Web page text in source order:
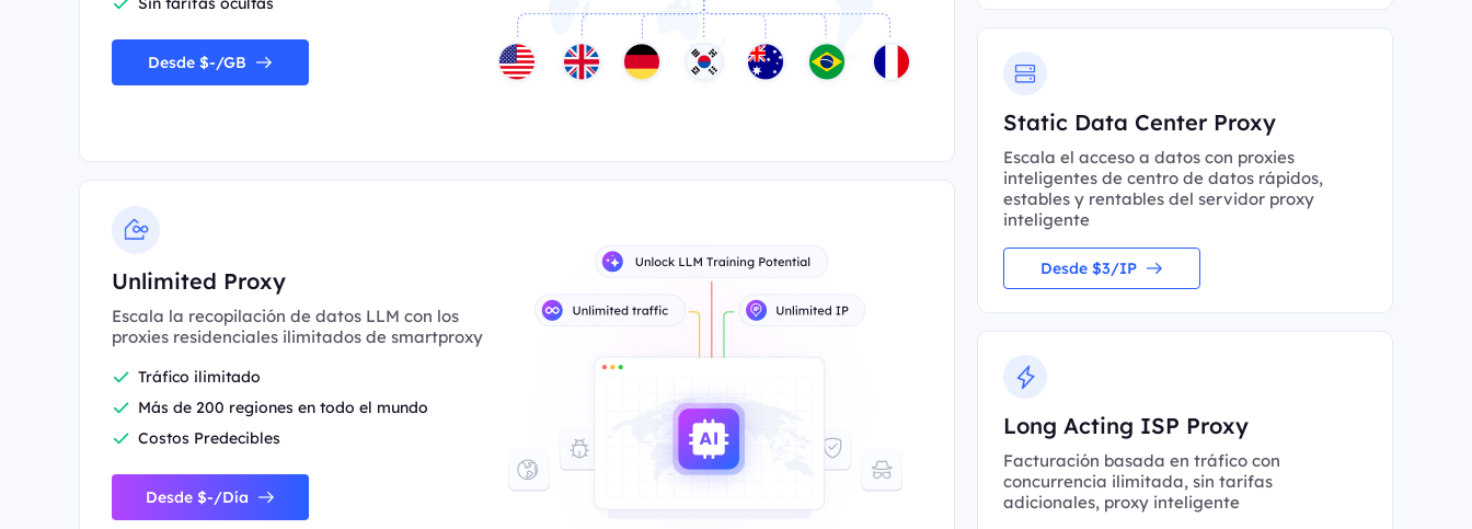
Desde $-/GB
Unlimited Proxy
Escala la recopilación de datos LLM con los
proxies residenciales ilimitados de smartproxy
Tráfico ilimitado
Más de 200 regiones en todo el mundo
Costos Predecibles
Desde $-/Día
Static Data Center Proxy
Escala el acceso a datos con proxies
inteligentes de centro de datos rápidos,
estables y rentables del servidor proxy
inteligente
Desde $3/IP
Long Acting ISP Proxy
Facturación basada en tráfico con
concurrencia ilimitada, sin tarifas
adicionales, proxy inteligente